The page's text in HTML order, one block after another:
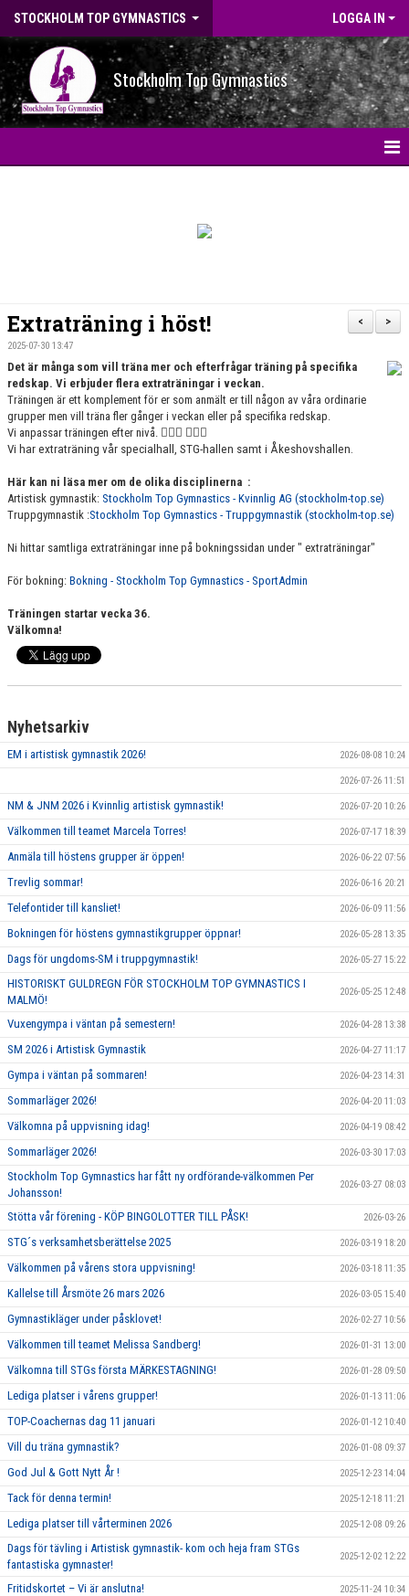
STOCKHOLM TOP GYMNASTICS LOGGA IN
Stockholm Top Gymnastics
OM FÖRENINGEN
STG-HALLEN
VÄRDEGRUND
KONTAKT
MÄRKESTAGNING
>
<
Extraträning i höst!
2025-07-30 13:47
Det är många som vill träna mer och efterfrågar träning på specifika
redskap. Vi erbjuder flera extraträningar i veckan.
Träningen är ett komplement för er som anmält er till någon av våra ordinarie
grupper men vill träna fler gånger i veckan eller på specifika redskap.
Vi anpassar träningen efter nivå. 🤸🏻‍♀️ 🤸🏻‍♀️
Vi har extraträning vår specialhall, STG-hallen samt i Åkeshovshallen.
Här kan ni läsa mer om de olika disciplinerna :
Artistisk gymnastik: Stockholm Top Gymnastics - Kvinnlig AG (stockholm-top.se)
Truppgymnastik :Stockholm Top Gymnastics - Truppgymnastik (stockholm-top.se)
Ni hittar samtliga extraträningar inne på bokningssidan under " extraträningar"
För bokning: Bokning - Stockholm Top Gymnastics - SportAdmin
Träningen startar vecka 36.
Välkomna!
Nyhetsarkiv
EM i artistisk gymnastik 2026! 2026-08-08 10:24
2026-07-26 11:51
NM & JNM 2026 i Kvinnlig artistisk gymnastik! 2026-07-20 10:26
Välkommen till teamet Marcela Torres! 2026-07-17 18:39
Anmäla till höstens grupper är öppen! 2026-06-22 07:56
Trevlig sommar! 2026-06-16 20:21
Telefontider till kansliet! 2026-06-09 11:56
Bokningen för höstens gymnastikgrupper öppnar! 2026-05-28 13:35
Dags för ungdoms-SM i truppgymnastik! 2026-05-27 15:22
HISTORISKT GULDREGN FÖR STOCKHOLM TOP GYMNASTICS I
MALMÖ!
2026-05-25 12:48
Vuxengympa i väntan på semestern! 2026-04-28 13:38
SM 2026 i Artistisk Gymnastik 2026-04-27 11:17
Gympa i väntan på sommaren! 2026-04-23 14:31
Sommarläger 2026! 2026-04-20 11:03
Välkomna på uppvisning idag! 2026-04-19 08:42
Sommarläger 2026! 2026-03-30 17:03
Stockholm Top Gymnastics har fått ny ordförande-välkommen Per
Johansson!
2026-03-27 08:03
Stötta vår förening - KÖP BINGOLOTTER TILL PÅSK! 2026-03-26
STG´s verksamhetsberättelse 2025 2026-03-19 18:20
Välkommen på vårens stora uppvisning! 2026-03-18 11:35
Kallelse till Årsmöte 26 mars 2026 2026-03-05 15:40
Gymnastikläger under påsklovet! 2026-02-27 10:56
Välkommen till teamet Melissa Sandberg! 2026-01-31 13:00
Välkomna till STGs första MÄRKESTAGNING! 2026-01-28 09:50
Lediga platser i vårens grupper! 2026-01-13 11:06
TOP-Coachernas dag 11 januari 2026-01-12 10:40
Vill du träna gymnastik? 2026-01-08 09:37
God Jul & Gott Nytt År ! 2025-12-23 14:04
Tack för denna termin! 2025-12-18 11:21
Lediga platser till vårterminen 2026 2025-12-08 09:26
Dags för tävling i Artistisk gymnastik- kom och heja fram STGs
fantastiska gymnaster!
2025-12-02 12:22
Fritidskortet – Vi är anslutna! 2025-11-24 10:34